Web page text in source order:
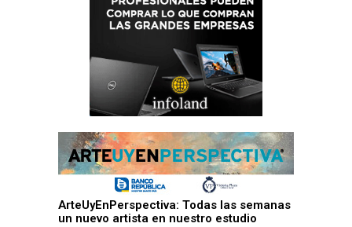
ArteUyEnPerspectiva: Todas las semanas
un nuevo artista en nuestro estudio